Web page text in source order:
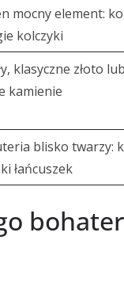
mocny element:
kolczyki
klasyczne złoto
kamienie
blisko twarzy:
łańcuszek